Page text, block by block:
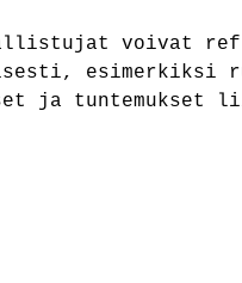
voivat
esimerkiksi
ja